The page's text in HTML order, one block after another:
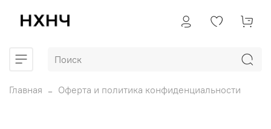
Главная Оферта и политика конфиденциальности